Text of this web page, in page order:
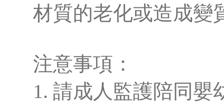
材質的老化或造成變
注意事項：
1. 請成人監護陪同嬰